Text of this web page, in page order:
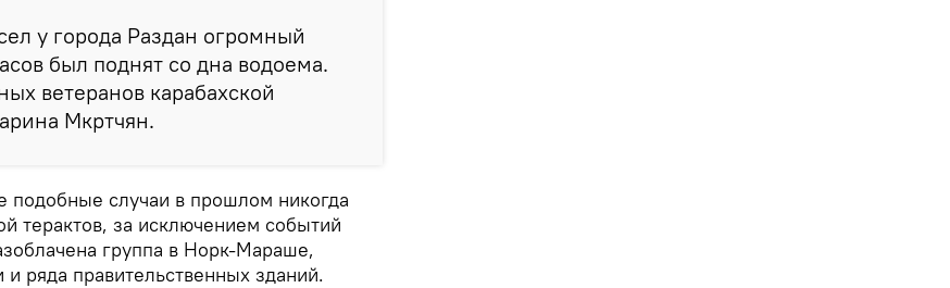
у города Раздан огромный
был поднят со дна водоема.
ветеранов карабахской
Мкртчян.
подобные случаи в прошлом никогда
терактов, за исключением событий
группа в Норк-Мараше,
ряда правительственных зданий.